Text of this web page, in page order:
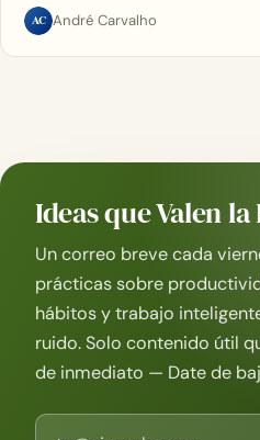
AC André Carvalho
Ideas que Valen la
Un correo breve cada
prácticas sobre
hábitos y trabajo
ruido. Solo contenido útil
de inmediato — Date de
Correo electrónico